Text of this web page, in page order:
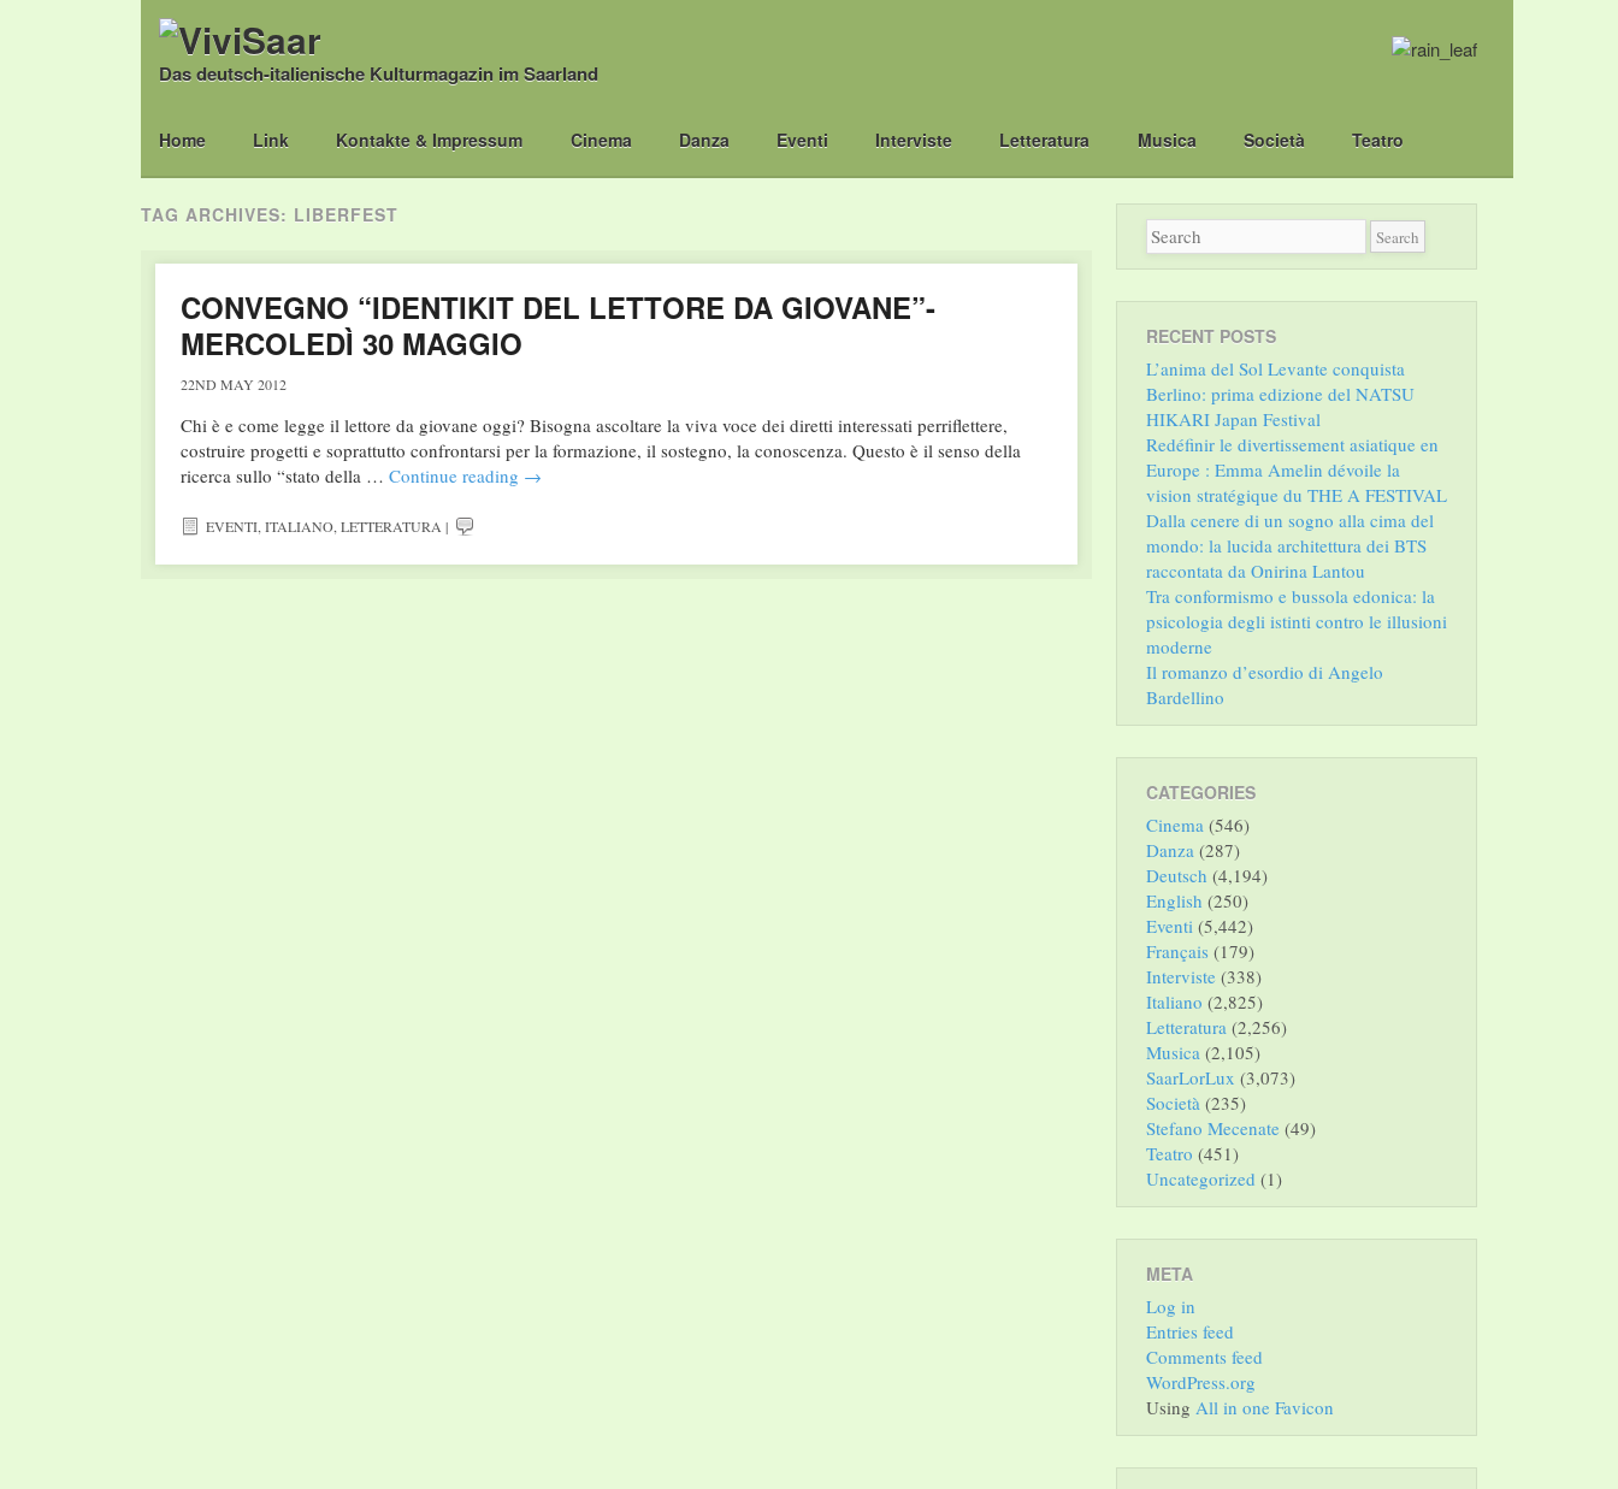
Das deutsch-italienische Kulturmagazin im Saarland
Main menu
Skip
Home Link Kontakte & Impressum Cinema Danza Eventi Interviste Letteratura Musica Società Teatro
TAG ARCHIVES: LIBERFEST
CONVEGNO “IDENTIKIT DEL LETTORE DA GIOVANE”-
MERCOLEDÌ 30 MAGGIO
22ND MAY 2012
Chi è e come legge il lettore da giovane oggi? Bisogna ascoltare la viva voce dei diretti interessati perriflettere,
costruire progetti e soprattutto confrontarsi per la formazione, il sostegno, la conoscenza. Questo è il senso della
ricerca sullo “stato della … Continue reading →
EVENTI,ITALIANO,LETTERATURA |
RECENT POSTS
L’anima del Sol Levante conquista
Berlino: prima edizione del NATSU
HIKARI Japan Festival
Redéfinir le divertissement asiatique en
Europe : Emma Amelin dévoile la
vision stratégique du THE A FESTIVAL
Dalla cenere di un sogno alla cima del
mondo: la lucida architettura dei BTS
raccontata da Onirina Lantou
Tra conformismo e bussola edonica: la
psicologia degli istinti contro le illusioni
moderne
Il romanzo d’esordio di Angelo
Bardellino
CATEGORIES
Cinema (546)
Danza (287)
Deutsch (4,194)
English (250)
Eventi (5,442)
Français (179)
Interviste (338)
Italiano (2,825)
Letteratura (2,256)
Musica (2,105)
SaarLorLux (3,073)
Società (235)
Stefano Mecenate (49)
Teatro (451)
Uncategorized (1)
META
Log in
Entries feed
Comments feed
WordPress.org
Using All in one Favicon